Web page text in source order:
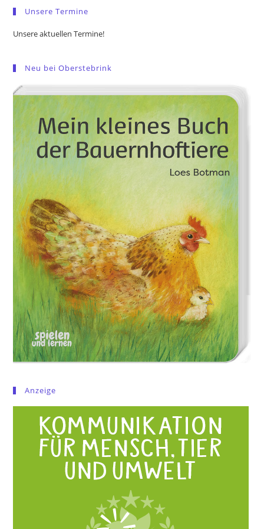
Unsere Termine
Unsere aktuellen Termine!
Neu bei Oberstebrink
Anzeige